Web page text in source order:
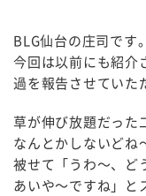
BLG仙台の庄司です。
今回は以前にも紹介
過を報告させていた
草が伸び放題だった
なんとかしないどね
被せて「うわ～、ど
あいや～ですね」と